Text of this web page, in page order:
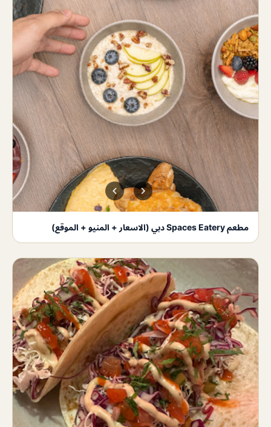
مطعم Spaces Eatery دبي (الاسعار + المنيو + الموقع)